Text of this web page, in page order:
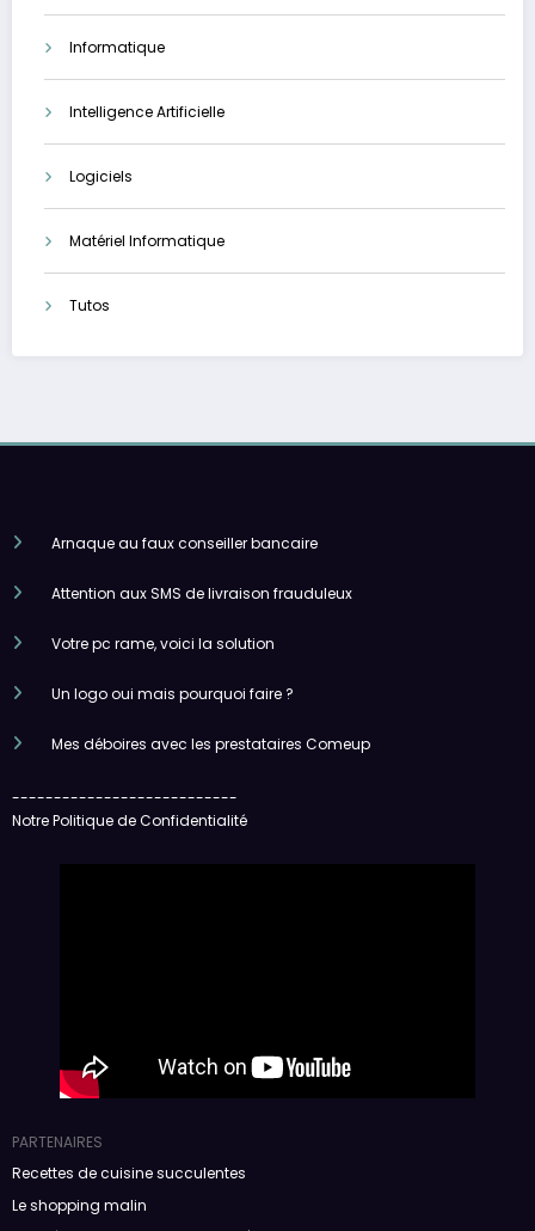
Informatique
Intelligence Artificielle
Logiciels
Matériel Informatique
Tutos
Arnaque au faux conseiller bancaire
Attention aux SMS de livraison frauduleux
Votre pc rame, voici la solution
Un logo oui mais pourquoi faire ?
Mes déboires avec les prestataires Comeup
---------------------------
Notre Politique de Confidentialité
PARTENAIRES
Recettes de cuisine succulentes
Le shopping malin